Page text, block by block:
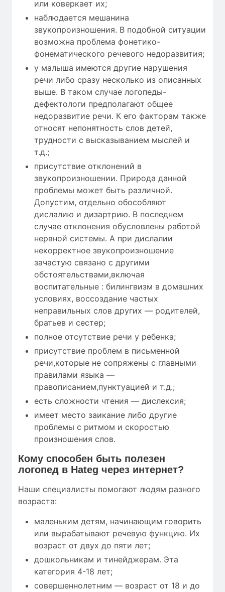
или коверкает их;
наблюдается мешанина
звукопроизношения. В подобной ситуации
возможна проблема фонетико-
фонематического речевого недоразвития;
у малыша имеются другие нарушения
речи либо сразу несколько из описанных
выше. В таком случае логопеды-
дефектологи предполагают общее
недоразвитие речи. К его факторам также
относят непонятность слов детей,
трудности с высказыванием мыслей и
т.д.;
присутствие отклонений в
звукопроизношении. Природа данной
проблемы может быть различной.
Допустим, отдельно обособляют
дислалию и дизартрию. В последнем
случае отклонения обусловлены работой
нервной системы. А при дислалии
некорректное звукопроизношение
зачастую связано с другими
обстоятельствами,включая
воспитательные : билингвизм в домашних
условиях, воссоздание частых
неправильных слов других — родителей,
братьев и сестер;
полное отсутствие речи у ребенка;
присутствие проблем в письменной
речи,которые не сопряжены с главными
правилами языка —
правописанием,пунктуацией и т.д.;
есть сложности чтения — дислексия;
имеет место заикание либо другие
проблемы с ритмом и скоростью
произношения слов.
Кому способен быть полезен
логопед в Hateg через интернет?
Наши специалисты помогают людям разного
возраста:
маленьким детям, начинающим говорить
или вырабатывают речевую функцию. Их
возраст от двух до пяти лет;
дошкольникам и тинейджерам. Эта
категория 4-18 лет;
совершеннолетним — возраст от 18 и до